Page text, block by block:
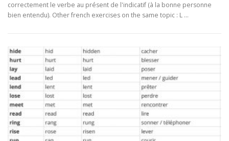
correctement le verbe au présent de l'indicatif (à la bonne personne
bien entendu). Other french exercises on the same topic : L …